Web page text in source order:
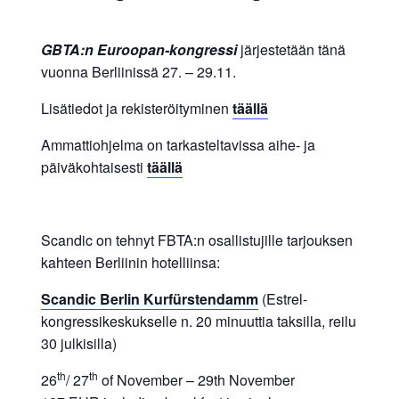
järjestö,
jonka
edistää
hyvää
matka-
kokoushallintoa.
GBTA:n Euroopan-kongressijärjestetään tänä
vuonna Berliinissä 27. – 29.11.
Lisätiedot ja rekisteröityminen täällä
Ammattiohjelma on tarkasteltavissa aihe- ja
päiväkohtaisesti täällä
Scandic on tehnyt FBTA:n osallistujille tarjouksen
kahteen Berliinin hotelliinsa:
Scandic Berlin Kurfürstendamm(Estrel-
kongressikeskukselle n. 20 minuuttia taksilla, reilu
30 julkisilla)
26th/ 27th of November – 29th November